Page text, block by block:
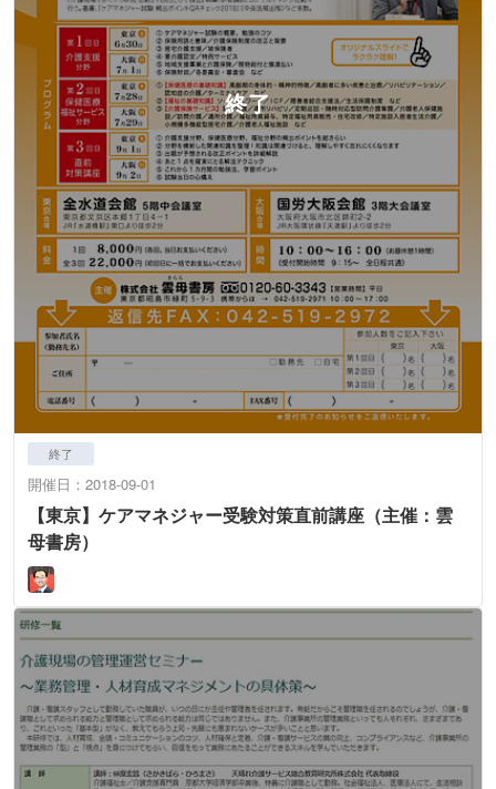
終了
開催日：2018-09-01
【東京】ケアマネジャー受験対策直前講座（主催：雲
母書房）